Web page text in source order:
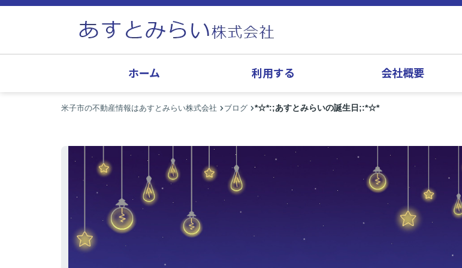
ホーム 利用する 会社概要
米子市の不動産情報はあすとみらい株式会社 ブログ *☆*:;あすとみらいの誕生日;:*☆*